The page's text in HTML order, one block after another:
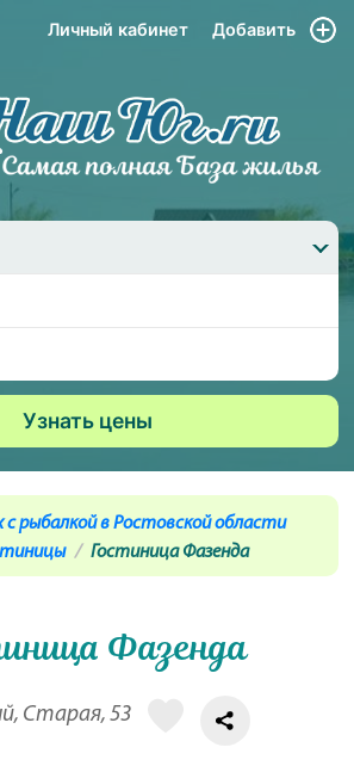
Личный кабинет Добавить
рыбалкой в Ростовской области
Гостиница Фазенда
Фазенда
Старая, 53